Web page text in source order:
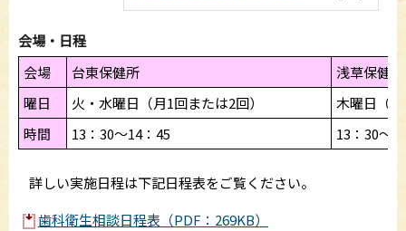
会場・日程
会場
台東保健所
浅草保健
曜日
火・水曜日（月1回または2回）
木曜日（
時間
13：30～14：45 13：30～
詳しい実施日程は下記日程表をご覧ください。
歯科衛生相談日程表（PDF：269KB）